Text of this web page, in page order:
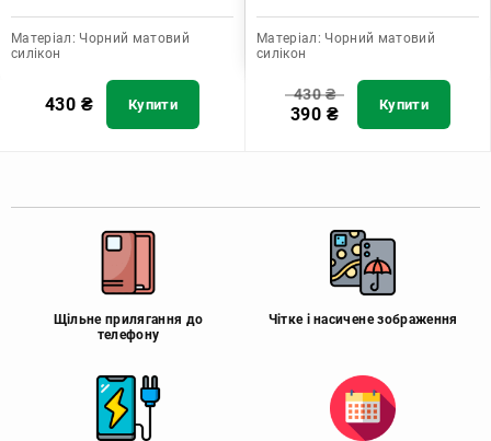
Матеріал: Чорний матовий
силікон
430 ₴ Купити
Матеріал: Чорний матовий
силікон
430₴
390 ₴ Купити
Щільне прилягання до
телефону
Чітке і насичене зображення